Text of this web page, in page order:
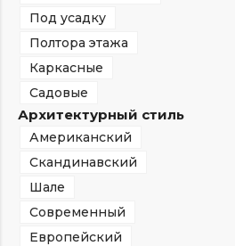
Под усадку
Полтора этажа
Каркасные
Садовые
Архитектурный стиль
Американский
Скандинавский
Шале
Современный
Европейский